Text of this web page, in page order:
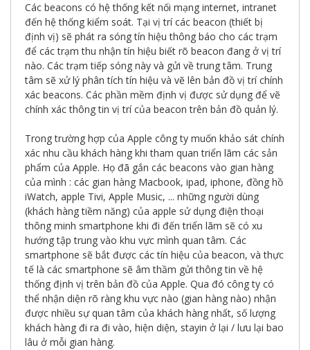
Các beacons có hệ thống kết nối mạng internet, intranet
đến hệ thống kiểm soát. Tại vị trí các beacon (thiết bị
định vị) sẽ phát ra sóng tín hiệu thông báo cho các trạm
để các trạm thu nhận tín hiệu biết rõ beacon đang ở vị trí
nào. Các trạm tiếp sóng này và gửi về trung tâm. Trung
tâm sẽ xử lý phân tích tín hiệu và vẽ lên bản đồ vị trí chính
xác beacons. Các phần mềm định vị được sử dụng để vẽ
chính xác thông tin vị trí của beacon trên bản đồ quản lý.
Trong trường hợp của Apple công ty muốn khảo sát chính
xác nhu cầu khách hàng khi tham quan triển lãm các sản
phẩm của Apple. Họ đã gắn các beacons vào gian hàng
của mình : các gian hàng Macbook, ipad, iphone, đồng hồ
iWatch, apple Tivi, Apple Music, ... những người dùng
(khách hàng tiềm năng) của apple sử dụng điện thoại
thông minh smartphone khi đi đến triển lãm sẽ có xu
hướng tập trung vào khu vực mình quan tâm. Các
smartphone sẽ bắt được các tín hiệu của beacon, và thực
tế là các smartphone sẽ âm thầm gửi thông tin về hệ
thống định vị trên bản đồ của Apple. Qua đó công ty có
thể nhận diện rõ ràng khu vực nào (gian hàng nào) nhận
được nhiều sự quan tâm của khách hàng nhất, số lượng
khách hàng đi ra đi vào, hiện diện, stayin ở lại / lưu lại bao
lâu ở mỗi gian hàng.